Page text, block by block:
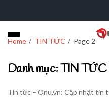
Home TIN TỨC Page 2
Danh mục:TIN TỨC
Tin tức – Onu.vn: Cập nhật tin